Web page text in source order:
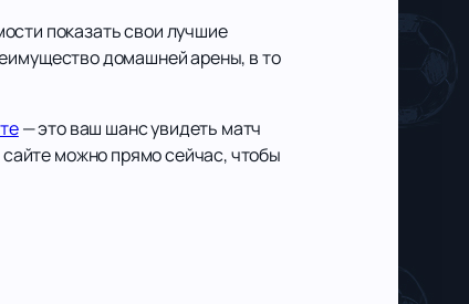
показать свои лучшие
домашней арены, в то
— это ваш шанс увидеть матч
можно прямо сейчас, чтобы